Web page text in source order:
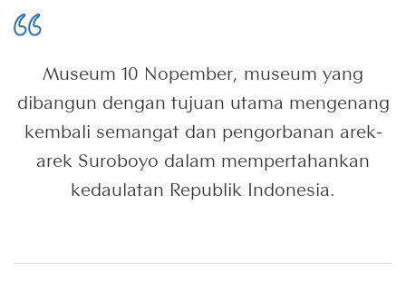
Museum 10 Nopember, museum yang
dibangun dengan tujuan utama mengenang
kembali semangat dan pengorbanan arek-
arek Suroboyo dalam mempertahankan
kedaulatan Republik Indonesia.